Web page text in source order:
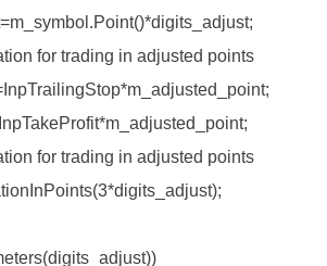
for trading in adjusted points
for trading in adjusted points